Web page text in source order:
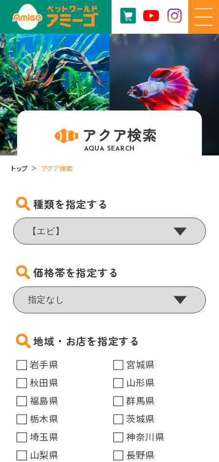
アクア検索
AQUA SEARCH
トップ アクア検索
種類を指定する
価格帯を指定する
地域・お店を指定する
岩手県
宮城県
秋田県
山形県
福島県
群馬県
栃木県
茨城県
埼玉県
神奈川県
山梨県
長野県